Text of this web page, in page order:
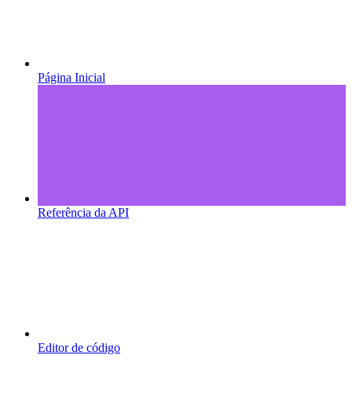
Página Inicial
Referência da API
Editor de código